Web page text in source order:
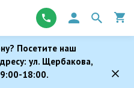
Посетите наш
ул. Щербакова,
18:00.